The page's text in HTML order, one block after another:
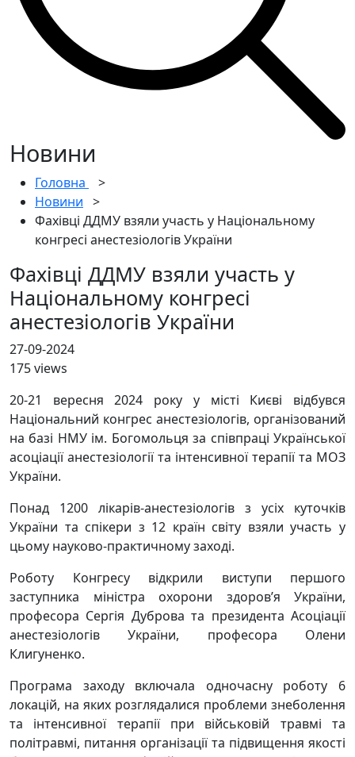
Новини
Головна
>
Новини >
Фахівці ДДМУ взяли участь у Національному
конгресі анестезіологів України
Фахівці ДДМУ взяли участь у
Національному конгресі
анестезіологів України
27-09-2024
175 views
20-21 вересня 2024 року у місті Києві відбувся
Національний конгрес анестезіологів, організований
на базі НМУ ім. Богомольця за співпраці Української
асоціації анестезіології та інтенсивної терапії та МОЗ
України.
Понад 1200 лікарів-анестезіологів з усіх куточків
України та спікери з 12 країн світу взяли участь у
цьому науково-практичному заході.
Роботу Конгресу відкрили виступи першого
заступника міністра охорони здоров’я України,
професора Сергія Дуброва та президента Асоціації
анестезіологів України, професора Олени
Клигуненко.
Програма заходу включала одночасну роботу 6
локацій, на яких розглядалися проблеми знеболення
та інтенсивної терапії при військовій травмі та
політравмі, питання організації та підвищення якості